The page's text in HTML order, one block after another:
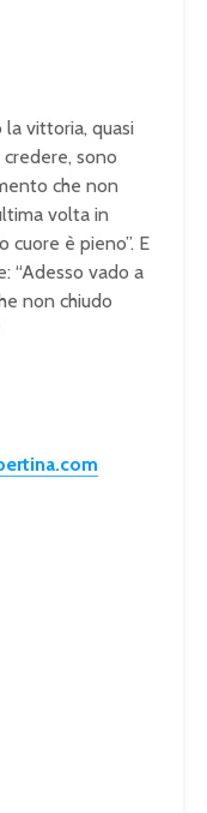
la vittoria, quasi
sono
che non
volta in
cuore è pieno”. E
“Adesso vado a
non chiudo